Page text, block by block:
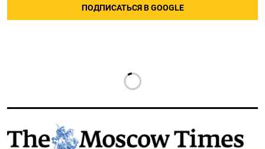
ПОДПИСАТЬСЯ В GOOGLE